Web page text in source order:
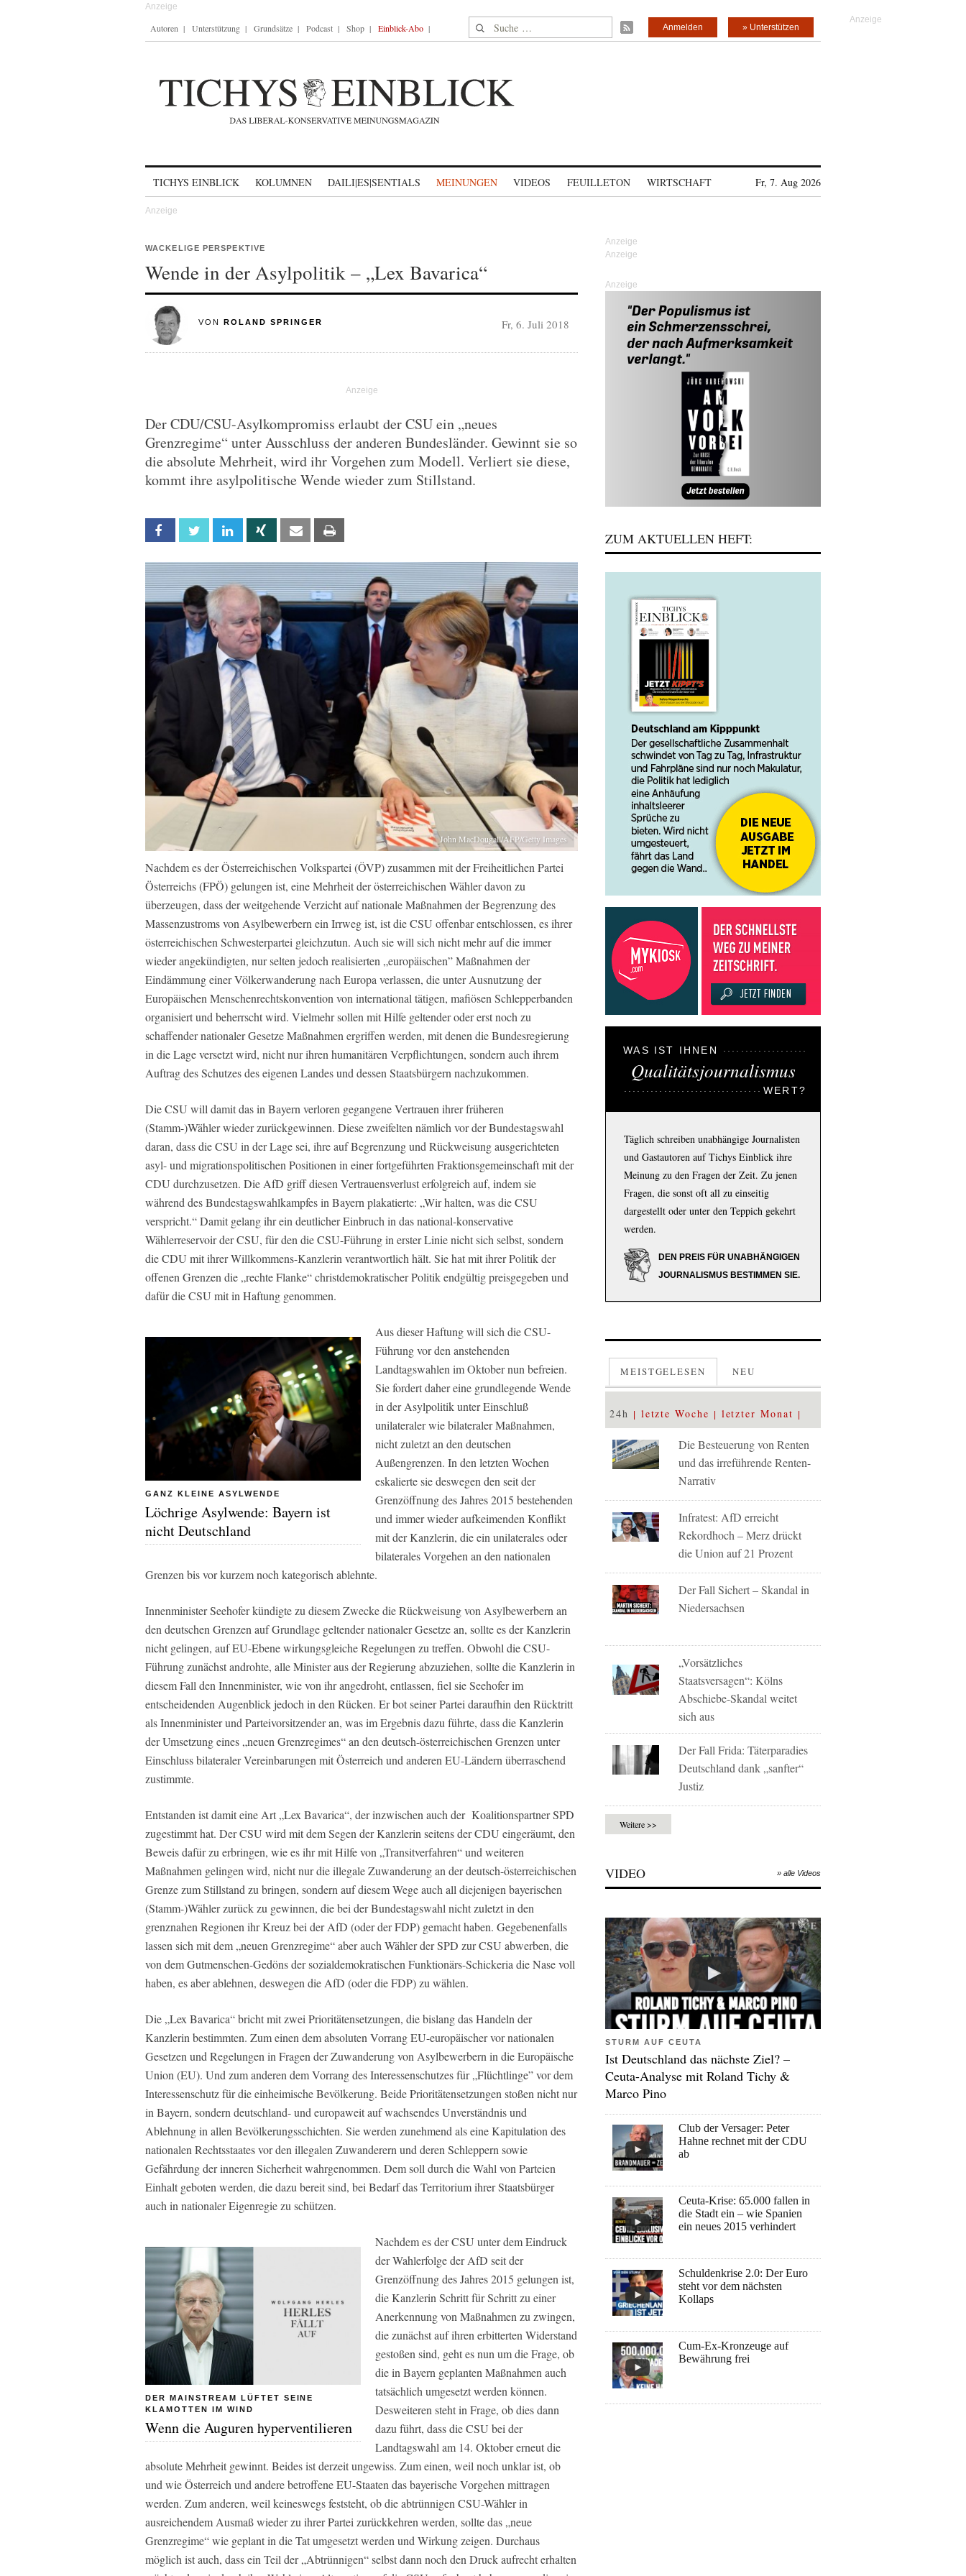
Autoren Unterstützung Grundsätze Podcast Shop Einblick-Abo Suche nach: » Unterstützen
Anmelden
TICHYS EINBLICK KOLUMNEN DAILI|ES|SENTIALS MEINUNGEN VIDEOS FEUILLETON WIRTSCHAFT Fr, 7. Aug 2026
WACKELIGE PERSPEKTIVE
Wende in der Asylpolitik – „Lex Bavarica“
VON ROLAND SPRINGER Fr, 6. Juli 2018
Der CDU/CSU-Asylkompromiss erlaubt der CSU ein „neues
Grenzregime“ unter Ausschluss der anderen Bundesländer. Gewinnt sie so
die absolute Mehrheit, wird ihr Vorgehen zum Modell. Verliert sie diese,
kommt ihre asylpolitische Wende wieder zum Stillstand.
Facebook Twitter Linkedin Xing Email
John MacDougall/AFP/Getty Images
Nachdem es der Österreichischen Volkspartei (ÖVP) zusammen mit der Freiheitlichen Partei
Österreichs (FPÖ) gelungen ist, eine Mehrheit der österreichischen Wähler davon zu
überzeugen, dass der weitgehende Verzicht auf nationale Maßnahmen der Begrenzung des
Massenzustroms von Asylbewerbern ein Irrweg ist, ist die CSU offenbar entschlossen, es ihrer
österreichischen Schwesterpartei gleichzutun. Auch sie will sich nicht mehr auf die immer
wieder angekündigten, nur selten jedoch realisierten „europäischen” Maßnahmen der
Eindämmung einer Völkerwanderung nach Europa verlassen, die unter Ausnutzung der
Europäischen Menschenrechtskonvention von international tätigen, mafiösen Schlepperbanden
organisiert und beherrscht wird. Vielmehr sollen mit Hilfe geltender oder erst noch zu
schaffender nationaler Gesetze Maßnahmen ergriffen werden, mit denen die Bundesregierung
in die Lage versetzt wird, nicht nur ihren humanitären Verpflichtungen, sondern auch ihrem
Auftrag des Schutzes des eigenen Landes und dessen Staatsbürgern nachzukommen.
Die CSU will damit das in Bayern verloren gegangene Vertrauen ihrer früheren
(Stamm-)Wähler wieder zurückgewinnen. Diese zweifelten nämlich vor der Bundestagswahl
daran, dass die CSU in der Lage sei, ihre auf Begrenzung und Rückweisung ausgerichteten
asyl- und migrationspolitischen Positionen in einer fortgeführten Fraktionsgemeinschaft mit der
CDU durchzusetzen. Die AfD griff diesen Vertrauensverlust erfolgreich auf, indem sie
während des Bundestagswahlkampfes in Bayern plakatierte: „Wir halten, was die CSU
verspricht.“ Damit gelang ihr ein deutlicher Einbruch in das national-konservative
Wählerreservoir der CSU, für den die CSU-Führung in erster Linie nicht sich selbst, sondern
die CDU mit ihrer Willkommens-Kanzlerin verantwortlich hält. Sie hat mit ihrer Politik der
offenen Grenzen die „rechte Flanke“ christdemokratischer Politik endgültig preisgegeben und
dafür die CSU mit in Haftung genommen.
GANZ KLEINE ASYLWENDE
Löchrige Asylwende: Bayern ist
nicht Deutschland
Aus dieser Haftung will sich die CSU-
Führung vor den anstehenden
Landtagswahlen im Oktober nun befreien.
Sie fordert daher eine grundlegende Wende
in der Asylpolitik unter Einschluß
unilateraler wie bilateraler Maßnahmen,
nicht zuletzt an den deutschen
Außengrenzen. In den letzten Wochen
eskalierte sie deswegen den seit der
Grenzöffnung des Jahres 2015 bestehenden
und immer wieder aufkeimenden Konflikt
mit der Kanzlerin, die ein unilaterales oder
bilaterales Vorgehen an den nationalen
Grenzen bis vor kurzem noch kategorisch ablehnte.
Innenminister Seehofer kündigte zu diesem Zwecke die Rückweisung von Asylbewerbern an
den deutschen Grenzen auf Grundlage geltender nationaler Gesetze an, sollte es der Kanzlerin
nicht gelingen, auf EU-Ebene wirkungsgleiche Regelungen zu treffen. Obwohl die CSU-
Führung zunächst androhte, alle Minister aus der Regierung abzuziehen, sollte die Kanzlerin in
diesem Fall den Innenminister, wie von ihr angedroht, entlassen, fiel sie Seehofer im
entscheidenden Augenblick jedoch in den Rücken. Er bot seiner Partei daraufhin den Rücktritt
als Innenminister und Parteivorsitzender an, was im Ergebnis dazu führte, dass die Kanzlerin
der Umsetzung eines „neuen Grenzregimes“ an den deutsch-österreichischen Grenzen unter
Einschluss bilateraler Vereinbarungen mit Österreich und anderen EU-Ländern überraschend
zustimmte.
Entstanden ist damit eine Art „Lex Bavarica“, der inzwischen auch der Koalitionspartner SPD
zugestimmt hat. Der CSU wird mit dem Segen der Kanzlerin seitens der CDU eingeräumt, den
Beweis dafür zu erbringen, wie es ihr mit Hilfe von „Transitverfahren“ und weiteren
Maßnahmen gelingen wird, nicht nur die illegale Zuwanderung an der deutsch-österreichischen
Grenze zum Stillstand zu bringen, sondern auf diesem Wege auch all diejenigen bayerischen
(Stamm-)Wähler zurück zu gewinnen, die bei der Bundestagswahl nicht zuletzt in den
grenznahen Regionen ihr Kreuz bei der AfD (oder der FDP) gemacht haben. Gegebenenfalls
lassen sich mit dem „neuen Grenzregime“ aber auch Wähler der SPD zur CSU abwerben, die
von dem Gutmenschen-Gedöns der sozialdemokratischen Funktionärs-Schickeria die Nase voll
haben, es aber ablehnen, deswegen die AfD (oder die FDP) zu wählen.
Die „Lex Bavarica“ bricht mit zwei Prioritätensetzungen, die bislang das Handeln der
Kanzlerin bestimmten. Zum einen dem absoluten Vorrang EU-europäischer vor nationalen
Gesetzen und Regelungen in Fragen der Zuwanderung von Asylbewerbern in die Europäische
Union (EU). Und zum anderen dem Vorrang des Interessenschutzes für „Flüchtlinge” vor dem
Interessenschutz für die einheimische Bevölkerung. Beide Prioritätensetzungen stoßen nicht nur
in Bayern, sondern deutschland- und europaweit auf wachsendes Unverständnis und
Ablehnung in allen Bevölkerungsschichten. Sie werden zunehmend als eine Kapitulation des
nationalen Rechtsstaates vor den illegalen Zuwanderern und deren Schleppern sowie
Gefährdung der inneren Sicherheit wahrgenommen. Dem soll durch die Wahl von Parteien
Einhalt geboten werden, die dazu bereit sind, bei Bedarf das Territorium ihrer Staatsbürger
auch in nationaler Eigenregie zu schützen.
DER MAINSTREAM LÜFTET SEINE
KLAMOTTEN IM WIND
Wenn die Auguren hyperventilieren
Nachdem es der CSU unter dem Eindruck
der Wahlerfolge der AfD seit der
Grenzöffnung des Jahres 2015 gelungen ist,
die Kanzlerin Schritt für Schritt zu einer
Anerkennung von Maßnahmen zu zwingen,
die zunächst auf ihren erbitterten Widerstand
gestoßen sind, geht es nun um die Frage, ob
die in Bayern geplanten Maßnahmen auch
tatsächlich umgesetzt werden können.
Desweiteren steht in Frage, ob dies dann
dazu führt, dass die CSU bei der
Landtagswahl am 14. Oktober erneut die
absolute Mehrheit gewinnt. Beides ist derzeit ungewiss. Zum einen, weil noch unklar ist, ob
und wie Österreich und andere betroffene EU-Staaten das bayerische Vorgehen mittragen
werden. Zum anderen, weil keineswegs feststeht, ob die abtrünnigen CSU-Wähler in
ausreichendem Ausmaß wieder zu ihrer Partei zurückkehren werden, sollte das „neue
Grenzregime“ wie geplant in die Tat umgesetzt werden und Wirkung zeigen. Durchaus
möglich ist auch, dass ein Teil der „Abtrünnigen“ selbst dann noch den Druck aufrecht erhalten
Anzeige
ZUM AKTUELLEN HEFT:
WAS IST IHNEN
Qualitätsjournalismus
WERT?
Täglich schreiben unabhängige Journalisten
und Gastautoren auf Tichys Einblick ihre
Meinung zu den Fragen der Zeit. Zu jenen
Fragen, die sonst oft all zu einseitig
dargestellt oder unter den Teppich gekehrt
werden.
DEN PREIS FÜR UNABHÄNGIGEN
JOURNALISMUS BESTIMMEN SIE.
MEISTGELESEN NEU
24h letzte Woche letzter Monat
Die Besteuerung von Renten
und das irreführende Renten-
Narrativ
Infratest: AfD erreicht
Rekordhoch – Merz drückt
die Union auf 21 Prozent
Der Fall Sichert – Skandal in
Niedersachsen
„Vorsätzliches
Staatsversagen“: Kölns
Abschiebe-Skandal weitet
sich aus
Der Fall Frida: Täterparadies
Deutschland dank „sanfter“
Justiz
Weitere >>
VIDEO » alle Videos
STURM AUF CEUTA
Ist Deutschland das nächste Ziel? –
Ceuta-Analyse mit Roland Tichy &
Marco Pino
Club der Versager: Peter
Hahne rechnet mit der CDU
ab
Ceuta-Krise: 65.000 fallen in
die Stadt ein – wie Spanien
ein neues 2015 verhindert
Schuldenkrise 2.0: Der Euro
steht vor dem nächsten
Kollaps
Cum-Ex-Kronzeuge auf
Bewährung frei